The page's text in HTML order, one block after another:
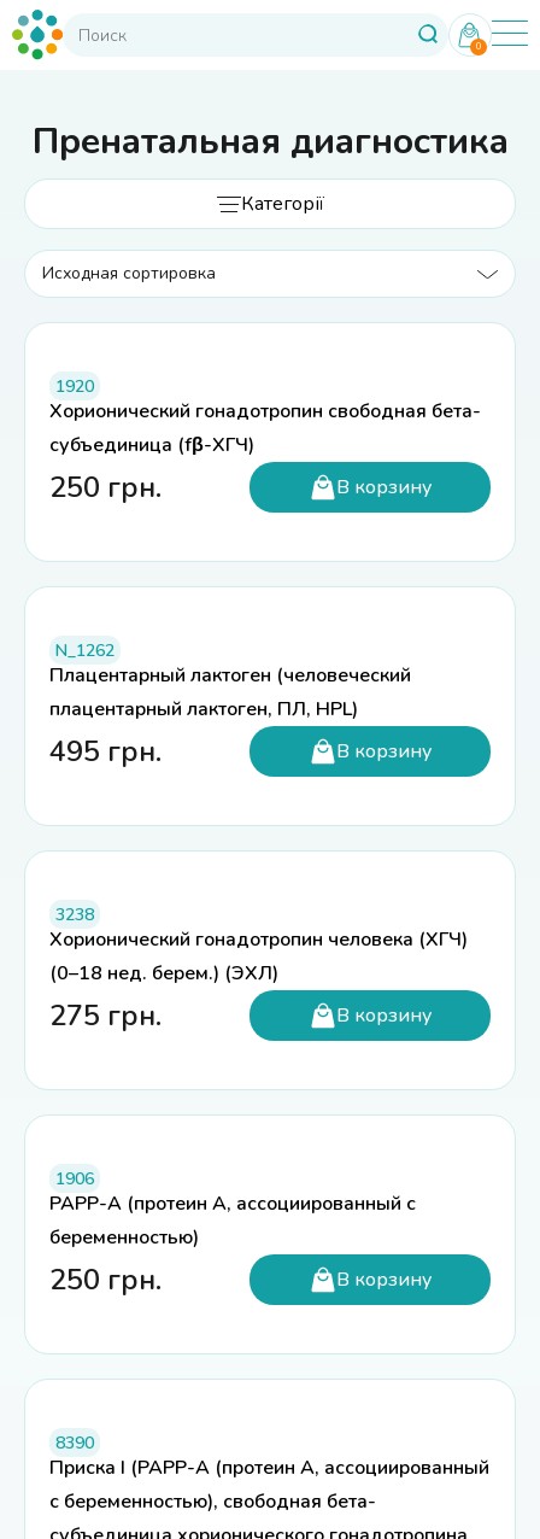
0
Пренатальная диагностика
Категорії
1920
Хорионический гонадотропин свободная бета-
субъединица (fβ-ХГЧ)
250 грн. В корзину
N_1262
Плацентарный лактоген (человеческий
плацентарный лактоген, ПЛ, HPL)
495 грн. В корзину
3238
Хорионический гонадотропин человека (ХГЧ)
(0–18 нед. берем.) (ЭХЛ)
275 грн. В корзину
1906
PAPP-A (протеин A, ассоциированный с
беременностью)
250 грн. В корзину
8390
Приска I (PAPP-A (протеин A, ассоциированный
с беременностью), свободная бета-